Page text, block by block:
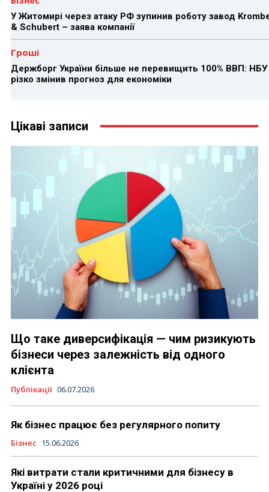
У Житомирі через атаку РФ зупинив роботу завод
& Schubert – заява компанії
Гроші
Держборг України більше не перевищить 100% ВВП: НБУ
різко змінив прогноз для економіки
Цікаві записи
Що таке диверсифікація — чим ризикують
бізнеси через залежність від одного
клієнта
Публікації 06.07.2026
Як бізнес працює без регулярного попиту
Бізнес 15.06.2026
Які витрати стали критичними для бізнесу в
Україні у 2026 році